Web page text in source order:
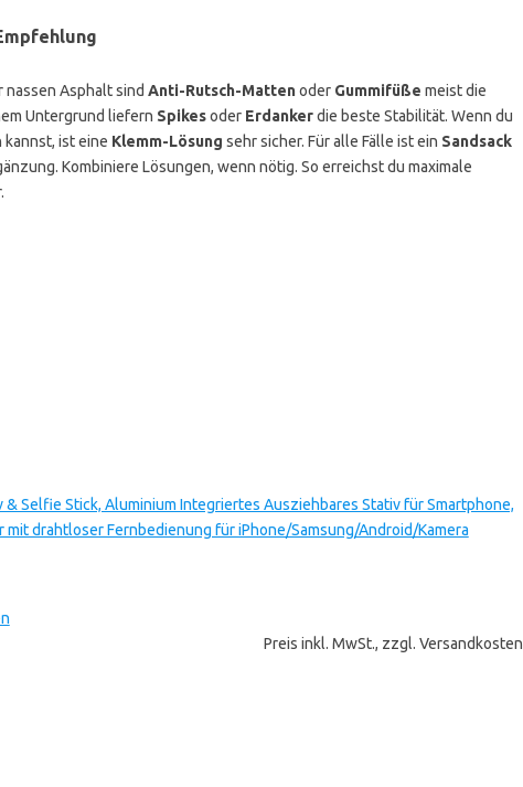
Asphalt sind Anti-Rutsch-Mattenoder Gummifüße meist die
Untergrund liefern Spikesoder Erdankerdie beste Stabilität. Wenn du
ist eine Klemm-Lösung sehr sicher. Für alle Fälle ist ein Sandsack
Kombiniere Lösungen, wenn nötig. So erreichst du maximale
& Selfie Stick, Aluminium Integriertes Ausziehbares Stativ für Smartphone,
mit drahtloser Fernbedienung für iPhone/Samsung/Android/Kamera
Preis inkl. MwSt., zzgl. Versandkosten